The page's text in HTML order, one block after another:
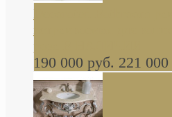
Decorated Bathroom
встраиваемая для
роза В НАЛИЧИИ
190 000 руб. 221 000